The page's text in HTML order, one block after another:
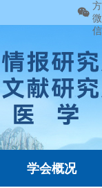
方
微
信
学会概况